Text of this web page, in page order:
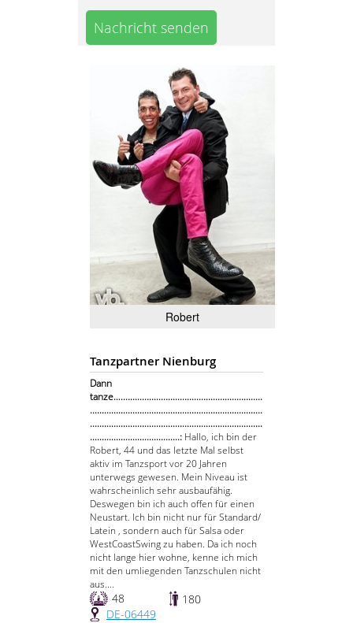
Nachricht senden
Robert
Tanzpartner Nienburg
Dann
tanze…............................................................
.........................................................................
.........................................................................
......................................: Hallo, ich bin der
Robert, 44 und das letzte Mal selbst
aktiv im Tanzsport vor 20 Jahren
unterwegs gewesen. Mein Niveau ist
wahrscheinlich sehr ausbaufähig.
Deswegen bin ich auch offen für einen
Neustart. Ich bin nicht nur für Standard/
Latein , sondern auch für Salsa oder
WestCoastSwing zu haben. Da ich noch
nicht lange hier wohne, kenne ich mich
mit den umliegenden Tanzschulen nicht
aus....
48
180
DE-06449